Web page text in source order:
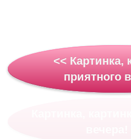
<< Картинка,
приятного